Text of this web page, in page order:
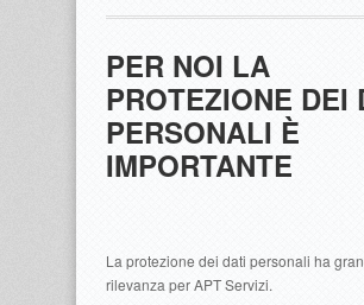
PER NOI LA
PROTEZIONE DEI
PERSONALI È
IMPORTANTE
La protezione dei dati personali ha
rilevanza per APT Servizi.